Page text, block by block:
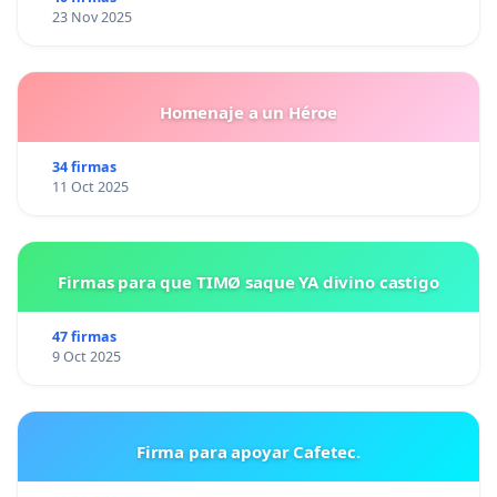
quedarse en su domicilio.) A día de hoy, él se
primera vez que Iván agrede a otras personas. Lo
Por suerte, esa persona estaba entrenada para
ex pareja tanto en el embarazo como después de
haber dado a luz. Es una persona agresiva, y puede
ser comprobado en la lista de antecedentes que
éste tiene. Hasta una orden de alejamiento se puso
con la carga, ya que en esa carta se despide
23 Nov 2025
Homenaje a un Héroe
34 firmas
11 Oct 2025
Firmas para que TIMØ saque YA divino castigo
47 firmas
9 Oct 2025
Firma para apoyar Cafetec.